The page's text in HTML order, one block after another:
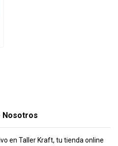
Nosotros
en Taller Kraft, tu tienda online